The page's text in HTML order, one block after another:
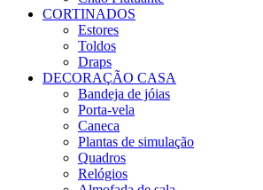
CORTINADOS
Estores
Toldos
Draps
DECORAÇÃO CASA
Bandeja de jóias
Porta-vela
Caneca
Plantas de simulação
Quadros
Relógios